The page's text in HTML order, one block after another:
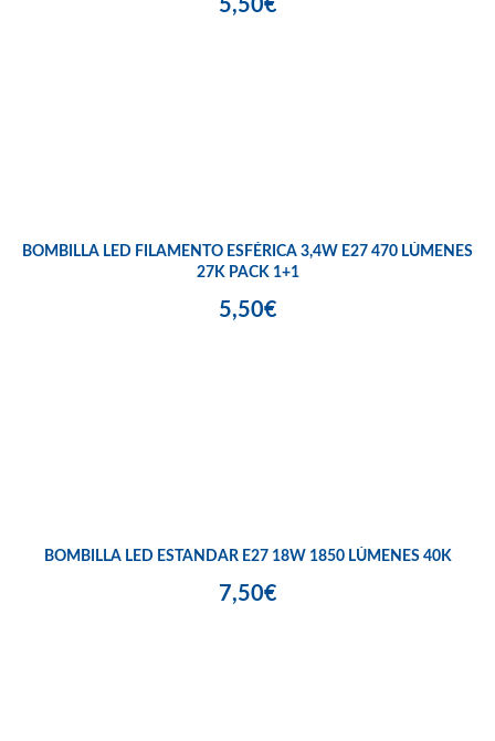
5,50€
BOMBILLA LED FILAMENTO ESFÉRICA 3,4W E27 470 LÚMENES
27K PACK 1+1
5,50€
BOMBILLA LED ESTANDAR E27 18W 1850 LÚMENES 40K
7,50€